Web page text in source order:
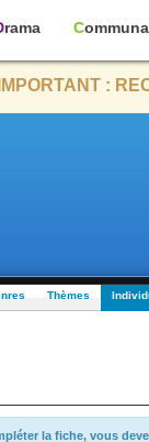
Drama
:
Thèmes
la fiche, vous